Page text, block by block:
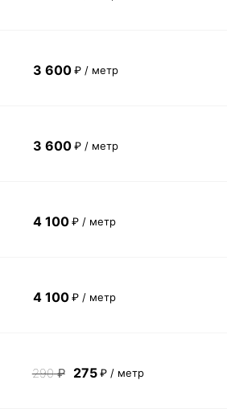
3 600 ₽ / метр
3 600 ₽ / метр
4 100 ₽ / метр
4 100 ₽ / метр
290₽ 275 ₽ / метр